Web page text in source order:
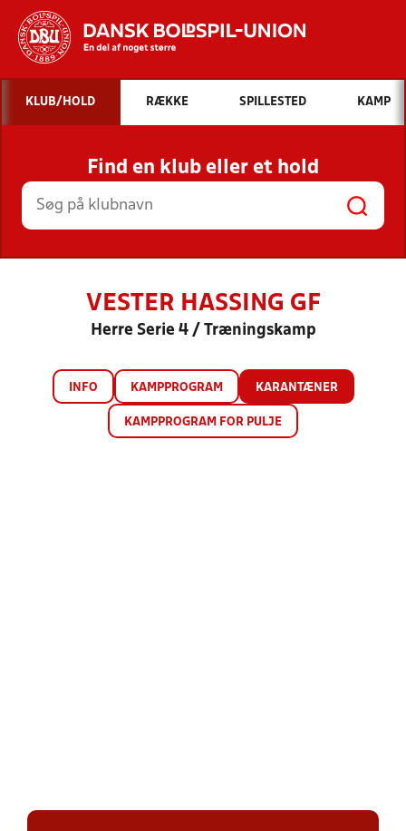
Hvad vil du søge efter?
INDHOLD OG NYHEDER
STILLINGER, RESULTATER, KLUBBER OG
HOLD
KLUB/HOLD RÆKKE SPILLESTED KAMP
Find en klub eller et hold
VESTER HASSING GF
Herre Serie 4 / Træningskamp
INFO KAMPPROGRAM KARANTÆNER
KAMPPROGRAM FOR PULJE